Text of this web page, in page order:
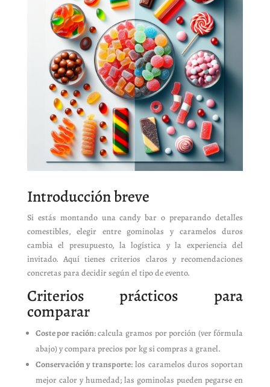
Introducción breve
Si estás montando una candy bar o preparando detalles
comestibles, elegir entre gominolas y caramelos duros
cambia el presupuesto, la logística y la experiencia del
invitado. Aquí tienes criterios claros y recomendaciones
concretas para decidir según el tipo de evento.
Criterios prácticos para
comparar
Coste por ración: calcula gramos por porción (ver fórmula
abajo) y compara precios por kg si compras a granel.
Conservación y transporte: los caramelos duros soportan
mejor calor y humedad; las gominolas pueden pegarse en